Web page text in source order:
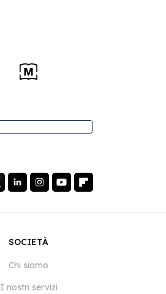
SOCIETÀ
Chi siamo
I nostri servizi